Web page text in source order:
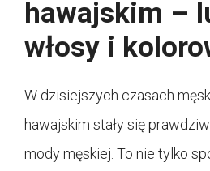
hawajskim –
włosy i
W dzisiejszych czasach
hawajskim stały się
mody męskiej. To nie tylko